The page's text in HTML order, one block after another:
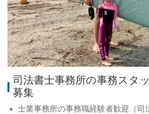
司法書士事務所の事務スタ
募集
士業事務所の事務職経験者歓迎（司